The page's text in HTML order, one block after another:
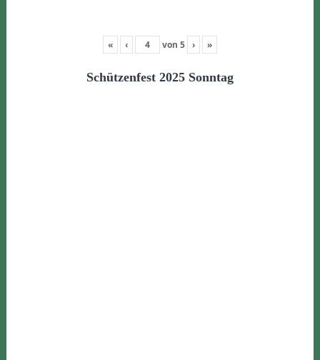
« ‹ von 5 › »
Schützenfest 2025 Sonntag